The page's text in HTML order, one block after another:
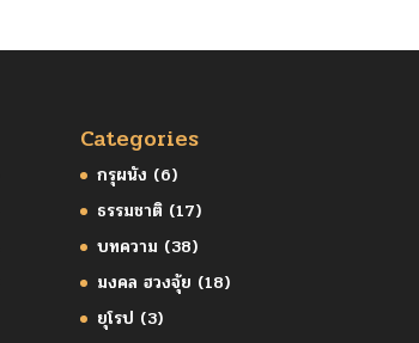
Categories
กรุผนัง (6)
ธรรมชาติ(17)
บทความ (38)
มงคล ฮวงจุ้ย (18)
ยุโรป (3)